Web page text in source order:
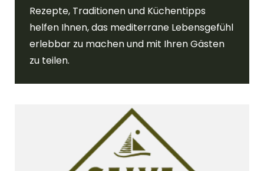
Rezepte, Traditionen und Küchentipps
helfen Ihnen, das mediterrane Lebensgefühl
erlebbar zu machen und mit Ihren Gästen
zu teilen.